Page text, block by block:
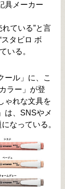
具メーカー
ている”と言
タビロ ボ
いる。
ール」に、こ
ラー」が登
ゃれな文具を
は、SNSやメ
なっている。